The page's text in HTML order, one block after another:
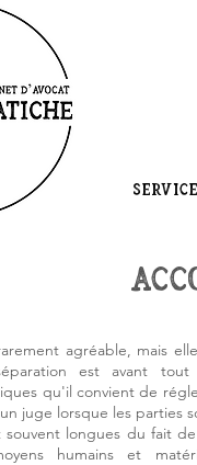
agréable, mais
est avant
qu'il convient de
juge lorsque les parties
souvent longues du fait
humains et